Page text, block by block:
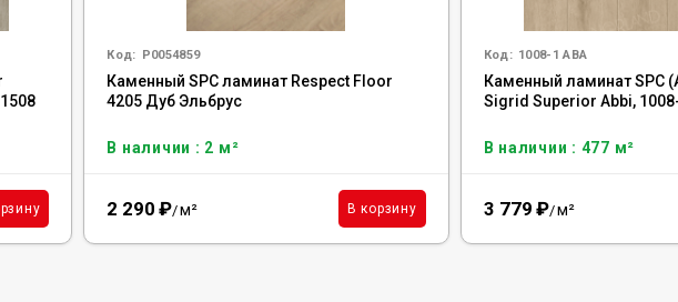
Код: Р0054859
Каменный SPC ламинат Respect Floor
4205 Дуб Эльбрус
В наличии : 2 м²
2 290 ₽/м² В корзину
Код: 1008-1 ABA
Каменный ламинат SPC
Sigrid Superior Abbi,
В наличии : 477 м²
3 779 ₽/м²